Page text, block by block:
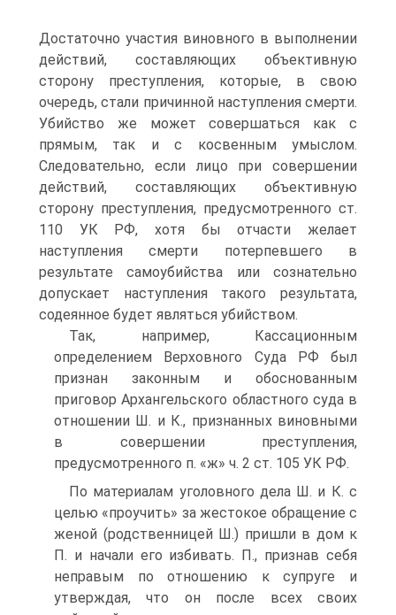
Достаточно участия виновного в выполнении
действий, составляющих объективную
сторону преступления, которые, в свою
очередь, стали причинной наступления смерти.
Убийство же может совершаться как с
прямым, так и с косвенным умыслом.
Следовательно, если лицо при совершении
действий, составляющих объективную
сторону преступления, предусмотренного ст.
110 УК РФ, хотя бы отчасти желает
наступления смерти потерпевшего в
результате самоубийства или сознательно
допускает наступления такого результата,
содеянное будет являться убийством.
Так, например, Кассационным
определением Верховного Суда РФ был
признан законным и обоснованным
приговор Архангельского областного суда в
отношении Ш. и К., признанных виновными
в совершении преступления,
предусмотренного п. «ж» ч. 2 ст. 105 УК РФ.
По материалам уголовного дела Ш. и К. с
целью «проучить» за жестокое обращение с
женой (родственницей Ш.) пришли в дом к
П. и начали его избивать. П., признав себя
неправым по отношению к супруге и
утверждая, что он после всех своих